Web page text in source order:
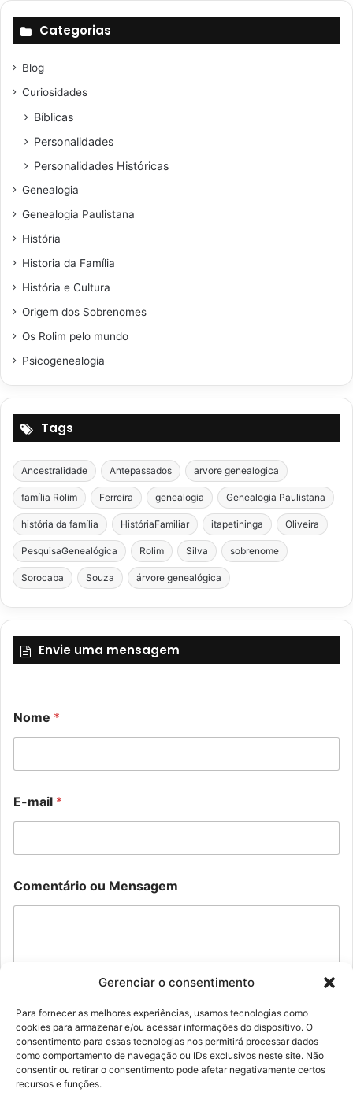
Gerenciar o consentimento
Para fornecer as melhores experiências, usamos tecnologias como
cookies para armazenar e/ou acessar informações do dispositivo. O
consentimento para essas tecnologias nos permitirá processar dados
como comportamento de navegação ou IDs exclusivos neste site. Não
consentir ou retirar o consentimento pode afetar negativamente certos
recursos e funções.
Categorias
Blog
Curiosidades
Bíblicas
Personalidades
Personalidades Históricas
Genealogia
Genealogia Paulistana
História
Historia da Família
História e Cultura
Origem dos Sobrenomes
Os Rolim pelo mundo
Psicogenealogia
Tags
Ancestralidade Antepassados arvore genealogica
família Rolim Ferreira genealogia Genealogia Paulistana
história da família HistóriaFamiliar itapetininga Oliveira
PesquisaGenealógica Rolim Silva sobrenome
Sorocaba Souza árvore genealógica
Envie uma mensagem
Nome *
o
m
á
r
i
-
m
a
E-mail *
u
N
E
a
Comentário ou Mensagem
Enviar